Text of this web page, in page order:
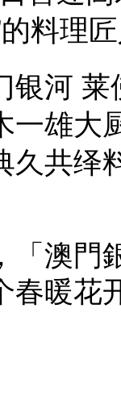
银河 莱
一雄大
久共绎
「澳門
春暖花